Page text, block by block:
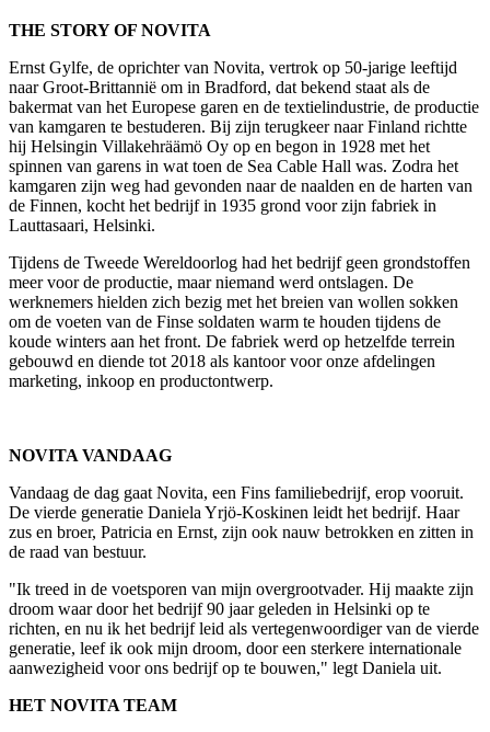
THE STORY OF NOVITA
Ernst Gylfe, de oprichter van Novita, vertrok op 50-jarige leeftijd
naar Groot-Brittannië om in Bradford, dat bekend staat als de
bakermat van het Europese garen en de textielindustrie, de productie
van kamgaren te bestuderen. Bij zijn terugkeer naar Finland richtte
hij Helsingin Villakehräämö Oy op en begon in 1928 met het
spinnen van garens in wat toen de Sea Cable Hall was. Zodra het
kamgaren zijn weg had gevonden naar de naalden en de harten van
de Finnen, kocht het bedrijf in 1935 grond voor zijn fabriek in
Lauttasaari, Helsinki.
Tijdens de Tweede Wereldoorlog had het bedrijf geen grondstoffen
meer voor de productie, maar niemand werd ontslagen. De
werknemers hielden zich bezig met het breien van wollen sokken
om de voeten van de Finse soldaten warm te houden tijdens de
koude winters aan het front. De fabriek werd op hetzelfde terrein
gebouwd en diende tot 2018 als kantoor voor onze afdelingen
marketing, inkoop en productontwerp.
NOVITA VANDAAG
Vandaag de dag gaat Novita, een Fins familiebedrijf, erop vooruit.
De vierde generatie Daniela Yrjö-Koskinen leidt het bedrijf. Haar
zus en broer, Patricia en Ernst, zijn ook nauw betrokken en zitten in
de raad van bestuur.
"Ik treed in de voetsporen van mijn overgrootvader. Hij maakte zijn
droom waar door het bedrijf 90 jaar geleden in Helsinki op te
richten, en nu ik het bedrijf leid als vertegenwoordiger van de vierde
generatie, leef ik ook mijn droom, door een sterkere internationale
aanwezigheid voor ons bedrijf op te bouwen," legt Daniela uit.
HET NOVITA TEAM